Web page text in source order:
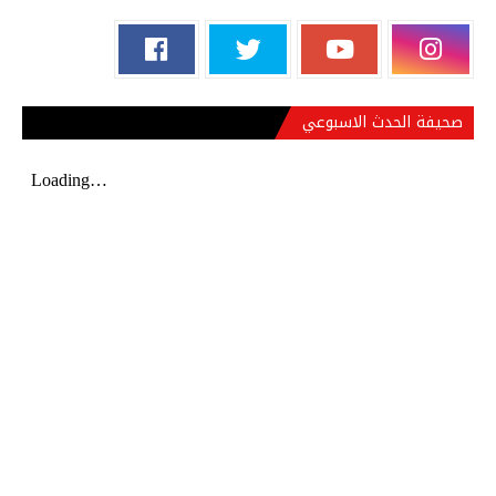
صحيفة الحدث الاسبوعي